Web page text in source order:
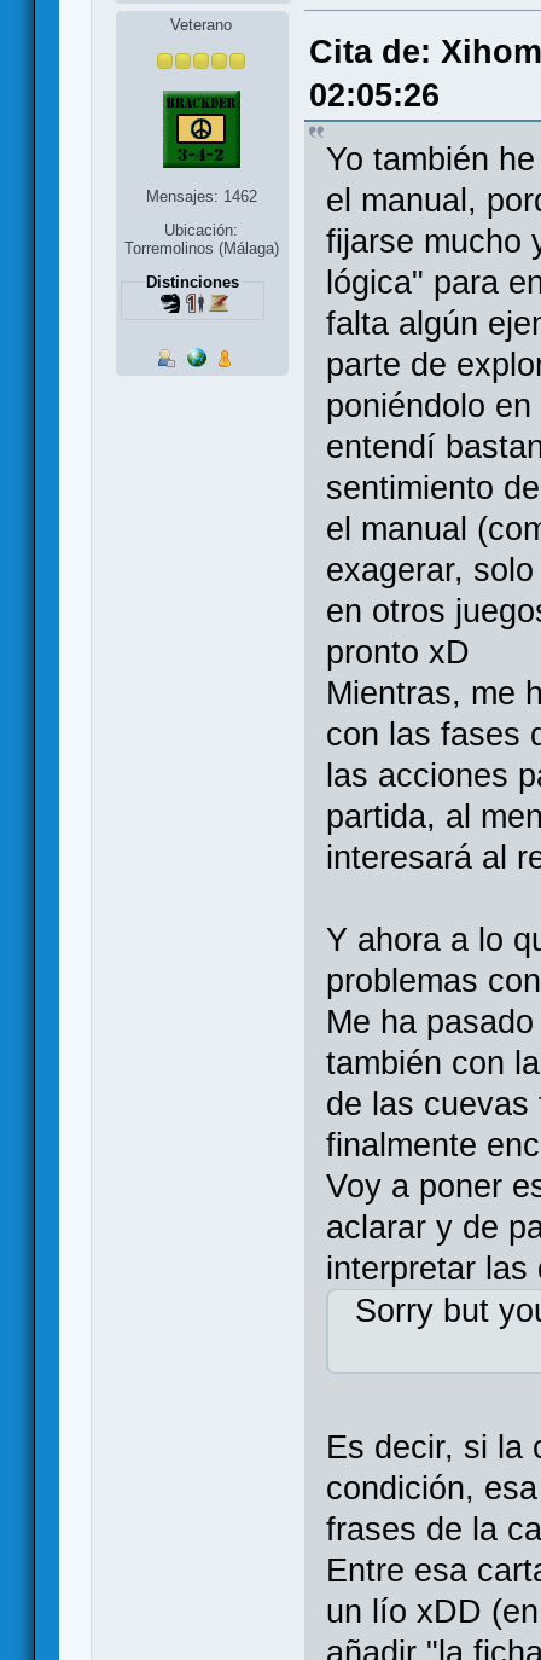
Veterano
Mensajes: 1462
Ubicación:
Torremolinos (Málaga)
Distinciones
Cita de:
02:05:26
Yo también
el manual,
fijarse mucho
lógica" para
falta algún
parte de
poniéndolo
entendí
sentimiento
el manual
exagerar,
en otros
pronto xD
Mientras, me
con las fases
las acciones
partida, al
interesará al
Y ahora a lo
problemas
Me ha
también con
de las cuevas
finalmente
Voy a poner
aclarar y de
interpretar las
Sorry but
Es decir, si la
condición,
frases de la
Entre esa
un lío xDD
añadir "la